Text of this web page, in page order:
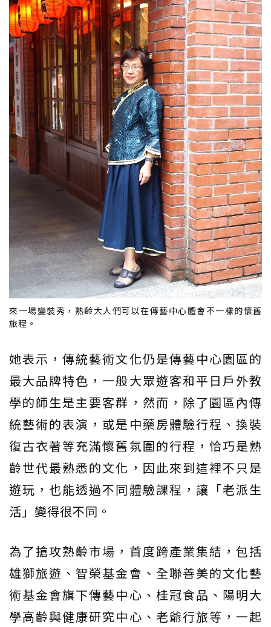
來一場變裝秀，熟齡大人們可以在傳藝中心體會不一樣的懷舊
旅程。
她表示，傳統藝術文化仍是傳藝中心園區的
最大品牌特色，一般大眾遊客和平日戶外教
學的師生是主要客群，然而，除了園區內傳
統藝術的表演，或是中藥房體驗行程、換裝
復古衣著等充滿懷舊氛圍的行程，恰巧是熟
齡世代最熟悉的文化，因此來到這裡不只是
遊玩，也能透過不同體驗課程，讓「老派生
活」變得很不同。
為了搶攻熟齡市場，首度跨產業集結，包括
雄獅旅遊、智榮基金會、全聯善美的文化藝
術基金會旗下傳藝中心、桂冠食品、陽明大
學高齡與健康研究中心、老爺行旅等，一起